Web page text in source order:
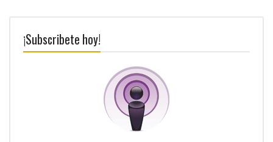
¡Subscribete hoy!